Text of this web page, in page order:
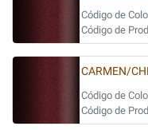
Código de
Código de
CARMEN/
Código de
Código de